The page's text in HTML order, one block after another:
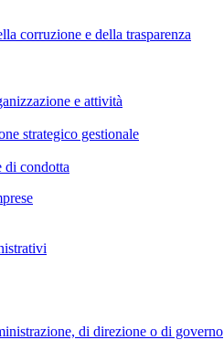
corruzione e della trasparenza
e attività
strategico gestionale
di condotta
di direzione o di governo